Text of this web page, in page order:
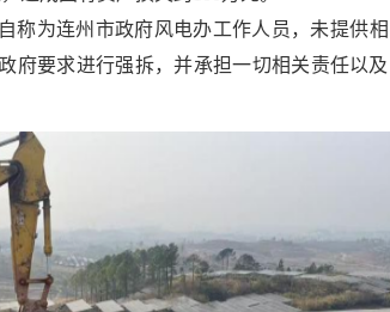
称为连州市政府风电办工作人员，未提供相
府要求进行强拆，并承担一切相关责任以及